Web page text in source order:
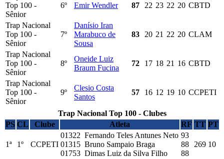
Top 100 -
Sênior
6º Emir Wendler 87 22 23 22 20 CBTD
Trap Nacional
Top 100 -
Sênior
7º
Danísio Iran
Marabuco de
Sousa
83 20 21 22 20 CLAM
Trap Nacional
Top 100 -
Sênior
8º
Oneide Luiz
Braum Fucina
72 17 18 21 16 CBTD
Trap Nacional
Top 100 -
Sênior
9º
Clesio Costa
Santos
57 16 12 19 10 CCPETI
Trap Nacional Top 100 - Clubes
PS CL Clube Atleta RF TT PT
1ª 1º CCPETI
01322 Fernando Teles Antunes Neto
01315 Bruno Sampaio Braga
01753 Dimas Luiz da Silva Filho
93
88
88
269 10